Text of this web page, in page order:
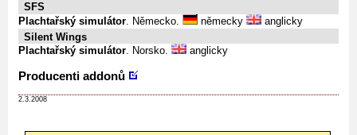
SFS
Plachtařský simulátor . Německo. německy
anglicky
Silent Wings
Plachtařský simulátor. Norsko. anglicky
Producenti addonů
2.3.2008